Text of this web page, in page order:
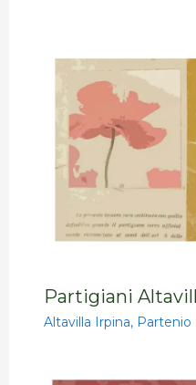
Partigiani
Altavilla Irpina, Partenio